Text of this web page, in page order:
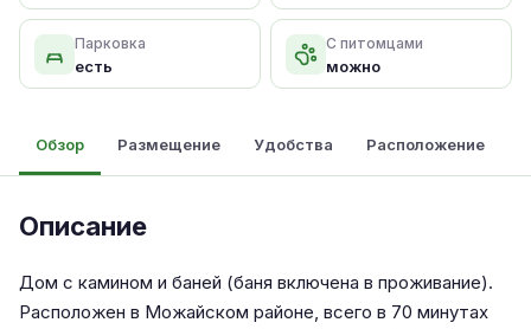
Парковка
есть
С питомцами
можно
Обзор Размещение Удобства Расположение
Описание
Дом с камином и баней (баня включена в проживание).
Расположен в Можайском районе, всего в 70 минутах